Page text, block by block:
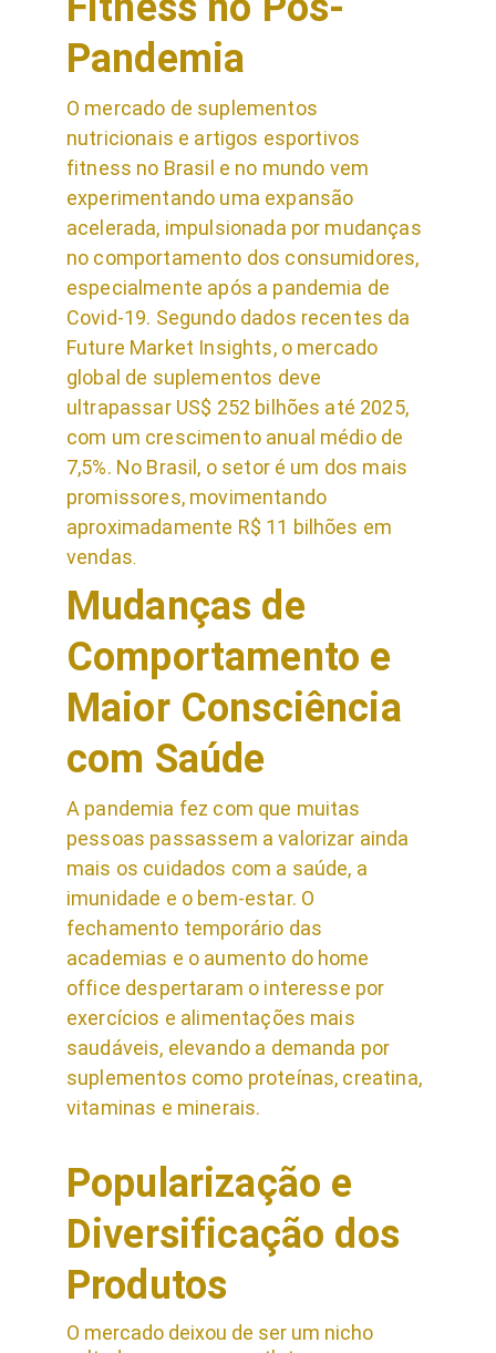
Pandemia
O mercado de suplementos
nutricionais e artigos esportivos
fitness no Brasil e no mundo vem
experimentando uma expansão
acelerada, impulsionada por mudanças
no comportamento dos consumidores,
especialmente após a pandemia de
Covid-19. Segundo dados recentes da
Future Market Insights, o mercado
global de suplementos deve
ultrapassar US$ 252 bilhões até 2025,
com um crescimento anual médio de
7,5%. No Brasil, o setor é um dos mais
promissores, movimentando
aproximadamente R$ 11 bilhões em
vendas.
Mudanças de
Comportamento e
Maior Consciência
com Saúde
A pandemia fez com que muitas
pessoas passassem a valorizar ainda
mais os cuidados com a saúde, a
imunidade e o bem-estar. O
fechamento temporário das
academias e o aumento do home
office despertaram o interesse por
exercícios e alimentações mais
saudáveis, elevando a demanda por
suplementos como proteínas, creatina,
vitaminas e minerais.
Popularização e
Diversificação dos
Produtos
O mercado deixou de ser um nicho